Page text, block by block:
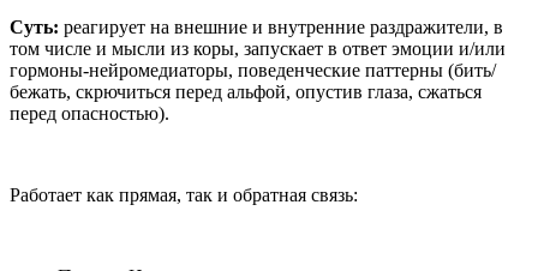
Суть: реагирует на внешние и внутренние раздражители, в
том числе и мысли из коры, запускает в ответ эмоции и/или
гормоны-нейромедиаторы, поведенческие паттерны (бить/
бежать, скрючиться перед альфой, опустив глаза, сжаться
перед опасностью).
Работает как прямая, так и обратная связь: